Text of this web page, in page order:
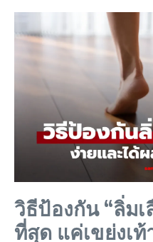
วิธีป้องกัน “ลิ่ม
ที่สุด แค่เขย่งเท้